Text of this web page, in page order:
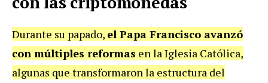
Durante su papado, el Papa Francisco avanzó
con múltiples reformas en la Iglesia Católica,
algunas que transformaron la estructura del